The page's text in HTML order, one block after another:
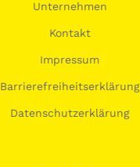
Unternehmen
Kontakt
Impressum
Barrierefreiheitserklärung
Datenschutzerklärung